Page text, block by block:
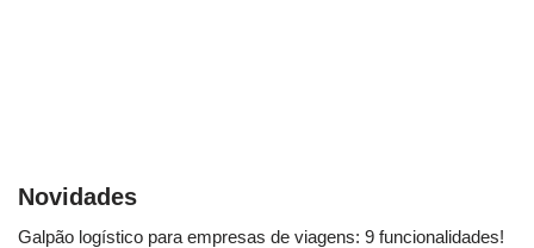
Novidades
Galpão logístico para empresas de viagens: 9 funcionalidades!